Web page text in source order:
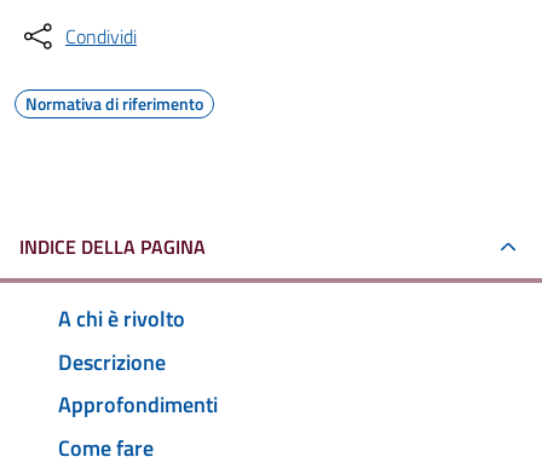
Condividi
Normativa di riferimento
INDICE DELLA PAGINA
A chi è rivolto
Descrizione
Approfondimenti
Come fare